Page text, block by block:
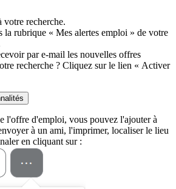
votre recherche.
la rubrique « Mes alertes emploi » de votre
par e-mail les nouvelles offres
recherche ? Cliquez sur le lien « Activer
l'offre d'emploi, vous pouvez l'ajouter à
à un ami, l'imprimer, localiser le lieu
en cliquant sur :